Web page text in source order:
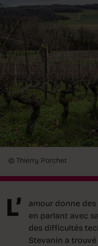
© Thierry Porchet
L’
amour donne des
en parlant avec
des difficultés
Stevanin a